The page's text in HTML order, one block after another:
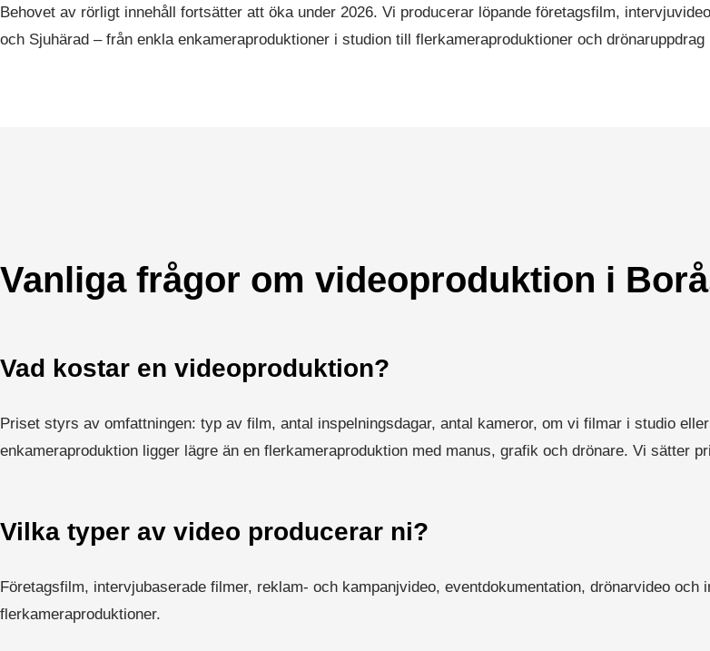
Behovet av rörligt innehåll fortsätter att öka under 2026. Vi producerar löpande företagsfilm,
och Sjuhärad – från enkla enkameraproduktioner i studion till flerkameraproduktioner och
Vanliga frågor om videoproduktion i
Vad kostar en videoproduktion?
Priset styrs av omfattningen: typ av film, antal inspelningsdagar, antal kameror, om vi filmar i studio
enkameraproduktion ligger lägre än en flerkameraproduktion med manus, grafik och drönare. Vi sätter
Vilka typer av video producerar ni?
Företagsfilm, intervjubaserade filmer, reklam- och kampanjvideo, eventdokumentation, drönarvideo
flerkameraproduktioner.